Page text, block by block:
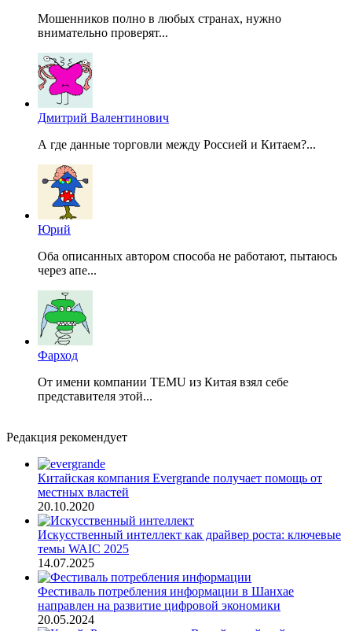
Мошенников полно в любых странах, нужно
внимательно проверят...
Дмитрий Валентинович
А где данные торговли между Россией и Китаем?...
Юрий
Оба описанных автором способа не работают, пытаюсь
через апе...
Фарход
От имени компании TEMU из Китая взял себе
представителя этой...
Редакция рекомендует
Китайская компания Evergrande получает помощь от
местных властей
20.10.2020
Искусственный интеллект как драйвер роста: ключевые
темы WAIC 2025
14.07.2025
Фестиваль потребления информации в Шанхае
направлен на развитие цифровой экономики
20.05.2024